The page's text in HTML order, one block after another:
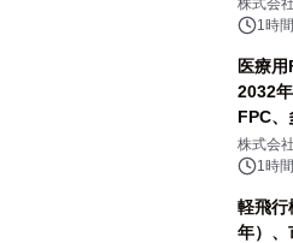
表
株式会
1時
医療
2032
FPC、
PCB
株式会
1時
軽飛行
年）、